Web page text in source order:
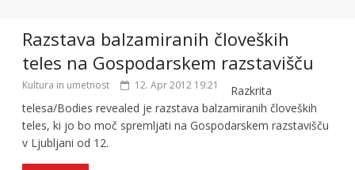
Razstava balzamiranih človeških
teles na Gospodarskem razstavišču
Kultura in umetnost 12. Apr 2012 19:21
Razkrita
telesa/Bodies revealed je razstava balzamiranih človeških
teles, ki jo bo moč spremljati na Gospodarskem razstavišču
v Ljubljani od 12.